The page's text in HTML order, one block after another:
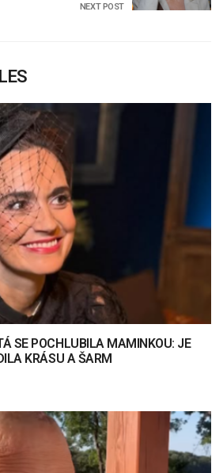
NEXT POST
SE POCHLUBILA MAMINKOU: JE
KRÁSU A ŠARM